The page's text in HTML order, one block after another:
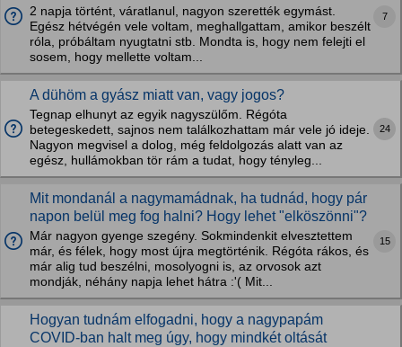
2 napja történt, váratlanul, nagyon szerették egymást.
Egész hétvégén vele voltam, meghallgattam, amikor beszélt
róla, próbáltam nyugtatni stb. Mondta is, hogy nem felejti el
sosem, hogy mellette voltam...
7
A dühöm a gyász miatt van, vagy jogos?
Tegnap elhunyt az egyik nagyszülőm. Régóta
betegeskedett, sajnos nem találkozhattam már vele jó ideje.
Nagyon megvisel a dolog, még feldolgozás alatt van az
egész, hullámokban tör rám a tudat, hogy tényleg...
24
Mit mondanál a nagymamádnak, ha tudnád, hogy pár
napon belül meg fog halni? Hogy lehet "elköszönni"?
Már nagyon gyenge szegény. Sokmindenkit elvesztettem
már, és félek, hogy most újra megtörténik. Régóta rákos, és
már alig tud beszélni, mosolyogni is, az orvosok azt
mondják, néhány napja lehet hátra :'( Mit...
15
Hogyan tudnám elfogadni, hogy a nagypapám
COVID-ban halt meg úgy, hogy mindkét oltását